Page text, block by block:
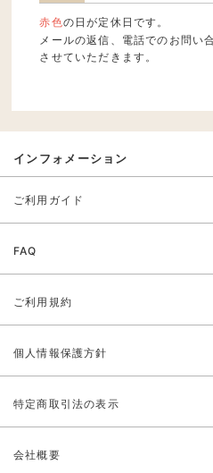
赤色の日が定休日です。
メールの返信、電話でのお問い
させていただきます。
インフォメーション
ご利用ガイド
FAQ
ご利用規約
個人情報保護方針
特定商取引法の表示
会社概要